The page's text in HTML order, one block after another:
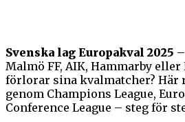
Svenska lag Europakval 2025
Malmö FF, AIK, Hammarby
förlorar sina kvalmatcher? Här
genom Champions League,
Conference League – steg för